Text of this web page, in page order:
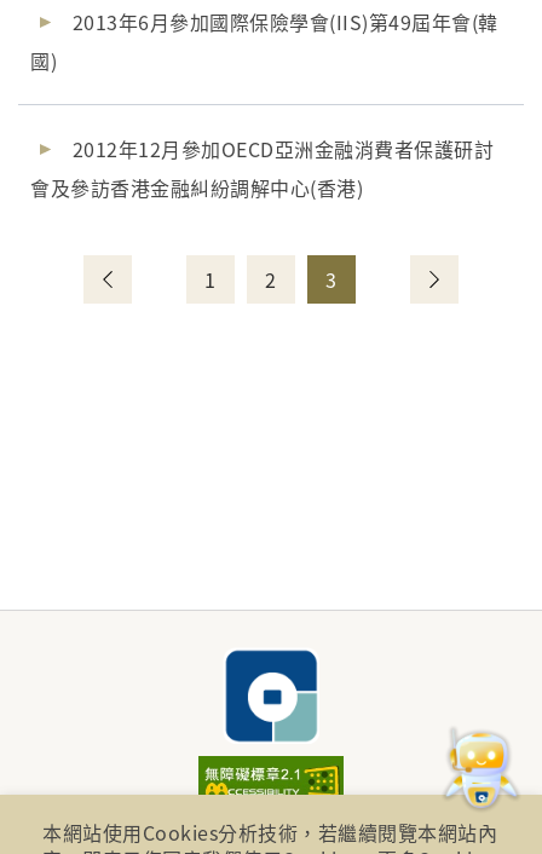
2013年6月參加國際保險學會(IIS)第49屆年會(韓
國)
2012年12月參加OECD亞洲金融消費者保護研討
會及參訪香港金融糾紛調解中心(香港)
1 2 3
財團法人金融消費評議中心 著作權所有
本網站使用Cookies分析技術，若繼續閱覽本網站內